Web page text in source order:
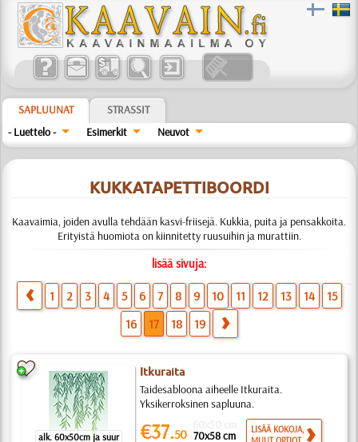
SAPLUUNAT
STRASSIT
- Luettelo -
Esimerkit Neuvot
KUKKATAPETTIBOORDI
Kaavaimia, joiden avulla tehdään kasvi-friisejä. Kukkia, puita ja pensakkoita.
Erityistä huomiota on kiinnitetty ruusuihin ja murattiin.
lisää sivuja:
1 2 3 4 5 6 7 8 9 10 11 12 13 14
15
16
17 18 19
alk. 60x50cm ja suur
Itkuraita
Taidesabloona aiheelle Itkuraita.
Yksikerroksinen sapluuna.
€37.50 70x58 cm
LISÄÄ KOKOJA,